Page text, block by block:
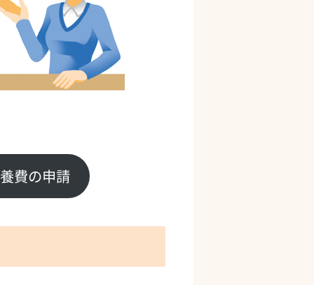
費の申請